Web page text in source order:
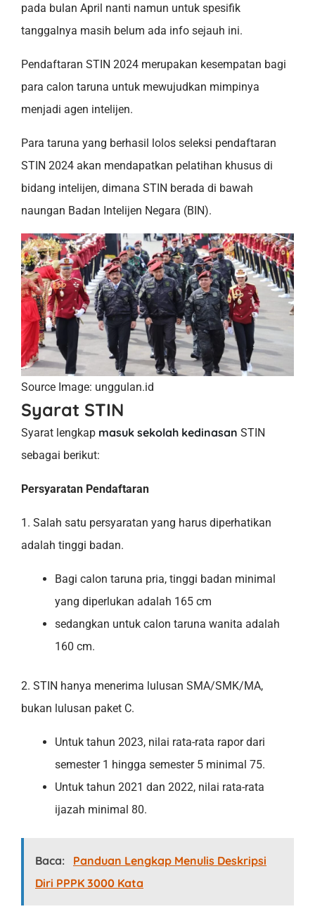
pada bulan April nanti namun untuk spesifik
tanggalnya masih belum ada info sejauh ini.
Pendaftaran STIN 2024 merupakan kesempatan bagi
para calon taruna untuk mewujudkan mimpinya
menjadi agen intelijen.
Para taruna yang berhasil lolos seleksi pendaftaran
STIN 2024 akan mendapatkan pelatihan khusus di
bidang intelijen, dimana STIN berada di bawah
naungan Badan Intelijen Negara (BIN).
Source Image: unggulan.id
Syarat STIN
Syarat lengkap masuk sekolah kedinasan STIN
sebagai berikut:
Persyaratan Pendaftaran
1. Salah satu persyaratan yang harus diperhatikan
adalah tinggi badan.
Bagi calon taruna pria, tinggi badan minimal
yang diperlukan adalah 165 cm
sedangkan untuk calon taruna wanita adalah
160 cm.
2. STIN hanya menerima lulusan SMA/SMK/MA,
bukan lulusan paket C.
Untuk tahun 2023, nilai rata-rata rapor dari
semester 1 hingga semester 5 minimal 75.
Untuk tahun 2021 dan 2022, nilai rata-rata
ijazah minimal 80.
Baca:
Panduan Lengkap Menulis Deskripsi
Diri PPPK 3000 Kata